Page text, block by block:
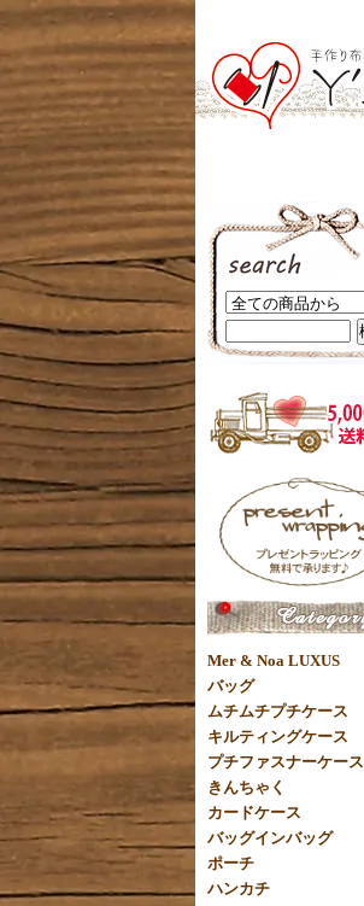
Mer & Noa LUXUS
バッグ
ムチムチプチケース
キルティングケース
プチファスナーケース
きんちゃく
カードケース
バッグインバッグ
ポーチ
ハンカチ